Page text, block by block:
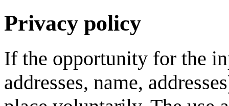
Privacy policy
If the opportunity for the
addresses, name,